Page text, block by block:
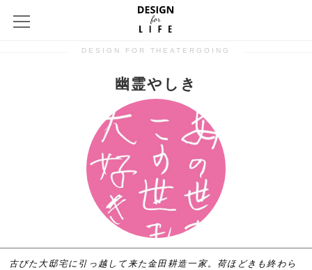
DESIGN FOR THEATERGOING
幽霊やしき
古びた大邸宅に引っ越して来た金田耕造一家。荷ほどきも終わら